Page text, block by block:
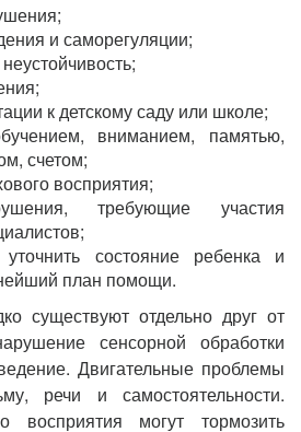
и саморегуляции;
к детскому саду или школе;
вниманием, памятью,
счетом;
восприятия;
требующие участия
уточнить состояние ребенка и
план помощи.
существуют отдельно друг от
сенсорной обработки
Двигательные проблемы
речи и самостоятельности.
восприятия могут тормозить